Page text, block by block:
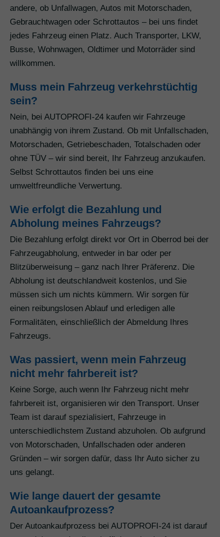
andere, ob Unfallwagen, Autos mit Motorschaden,
Gebrauchtwagen oder Schrottautos – bei uns findet
jedes Fahrzeug einen Platz. Auch Transporter, LKW,
Busse, Wohnwagen, Oldtimer und Motorräder sind
willkommen.
Muss mein Fahrzeug verkehrstüchtig
sein?
Nein, bei AUTOPROFI-24 kaufen wir Fahrzeuge
unabhängig von ihrem Zustand. Ob mit Unfallschaden,
Motorschaden, Getriebeschaden, Totalschaden oder
ohne TÜV – wir sind bereit, Ihr Fahrzeug anzukaufen.
Selbst Schrottautos finden bei uns eine
umweltfreundliche Verwertung.
Wie erfolgt die Bezahlung und
Abholung meines Fahrzeugs?
Die Bezahlung erfolgt direkt vor Ort in Oberrod bei der
Fahrzeugabholung, entweder in bar oder per
Blitzüberweisung – ganz nach Ihrer Präferenz. Die
Abholung ist deutschlandweit kostenlos, und Sie
müssen sich um nichts kümmern. Wir sorgen für
einen reibungslosen Ablauf und erledigen alle
Formalitäten, einschließlich der Abmeldung Ihres
Fahrzeugs.
Was passiert, wenn mein Fahrzeug
nicht mehr fahrbereit ist?
Keine Sorge, auch wenn Ihr Fahrzeug nicht mehr
fahrbereit ist, organisieren wir den Transport. Unser
Team ist darauf spezialisiert, Fahrzeuge in
unterschiedlichstem Zustand abzuholen. Ob aufgrund
von Motorschaden, Unfallschaden oder anderen
Gründen – wir sorgen dafür, dass Ihr Auto sicher zu
uns gelangt.
Wie lange dauert der gesamte
Autoankaufprozess?
Der Autoankaufprozess bei AUTOPROFI-24 ist darauf